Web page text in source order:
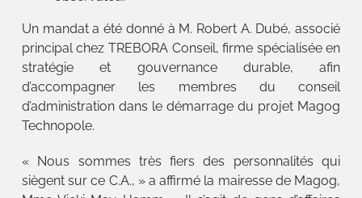
Un mandat a été donné à M. Robert A. Dubé, associé
principal chez TREBORA Conseil, firme spécialisée en
stratégie et gouvernance durable, afin
d’accompagner les membres du conseil
d’administration dans le démarrage du projet Magog
Technopole.
« Nous sommes très fiers des personnalités qui
siègent sur ce C.A., » a affirmé la mairesse de Magog,